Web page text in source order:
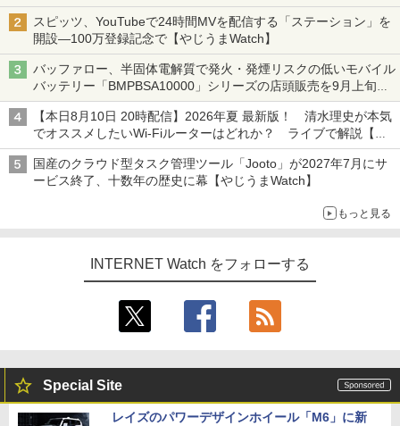
スピッツ、YouTubeで24時間MVを配信する「ステーション」を
開設―100万登録記念で【やじうまWatch】
バッファロー、半固体電解質で発火・発煙リスクの低いモバイル
バッテリー「BMPBSA10000」シリーズの店頭販売を9月上旬に
開始
【本日8月10日 20時配信】2026年夏 最新版！ 清水理史が本気
でオススメしたいWi-Fiルーターはどれか？ ライブで解説【清
水理史の「イニシャルB」チャンネル】
国産のクラウド型タスク管理ツール「Jooto」が2027年7月にサ
ービス終了、十数年の歴史に幕【やじうまWatch】
もっと見る
INTERNET Watch をフォローする
Special Site
レイズのパワーデザインホイール「M6」に新